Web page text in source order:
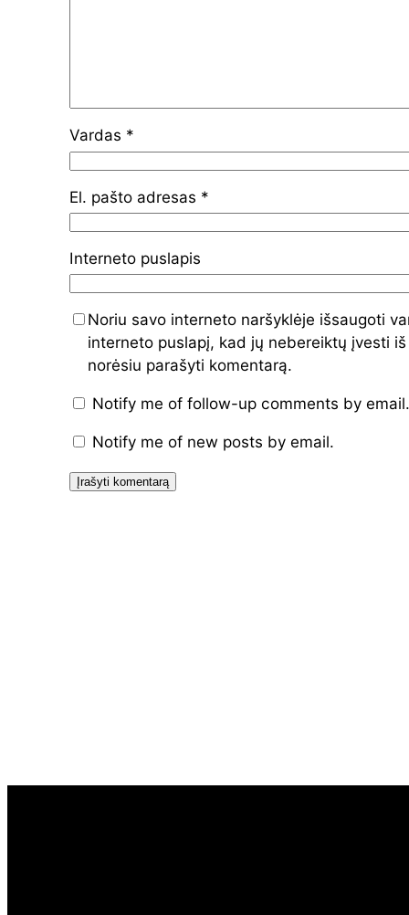
Vardas *
El. pašto adresas *
Interneto puslapis
Noriu savo interneto naršyklėje išsaugoti
interneto puslapį, kad jų nebereiktų įvesti
norėsiu parašyti komentarą.
Notify me of follow-up comments by email.
Notify me of new posts by email.